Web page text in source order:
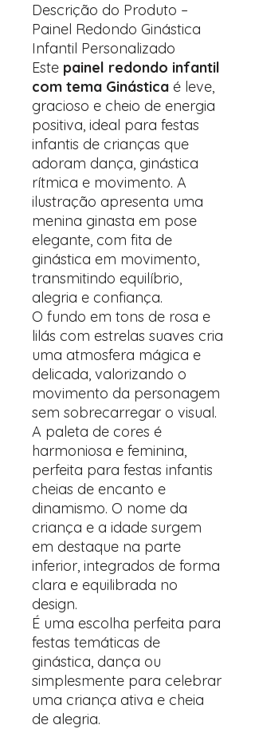
Descrição do Produto –
Painel Redondo Ginástica
Infantil Personalizado
Este painel redondo infantil
com tema Ginástica é leve,
gracioso e cheio de energia
positiva, ideal para festas
infantis de crianças que
adoram dança, ginástica
rítmica e movimento. A
ilustração apresenta uma
menina ginasta em pose
elegante, com fita de
ginástica em movimento,
transmitindo equilíbrio,
alegria e confiança.
O fundo em tons de rosa e
lilás com estrelas suaves cria
uma atmosfera mágica e
delicada, valorizando o
movimento da personagem
sem sobrecarregar o visual.
A paleta de cores é
harmoniosa e feminina,
perfeita para festas infantis
cheias de encanto e
dinamismo. O nome da
criança e a idade surgem
em destaque na parte
inferior, integrados de forma
clara e equilibrada no
design.
É uma escolha perfeita para
festas temáticas de
ginástica, dança ou
simplesmente para celebrar
uma criança ativa e cheia
de alegria.